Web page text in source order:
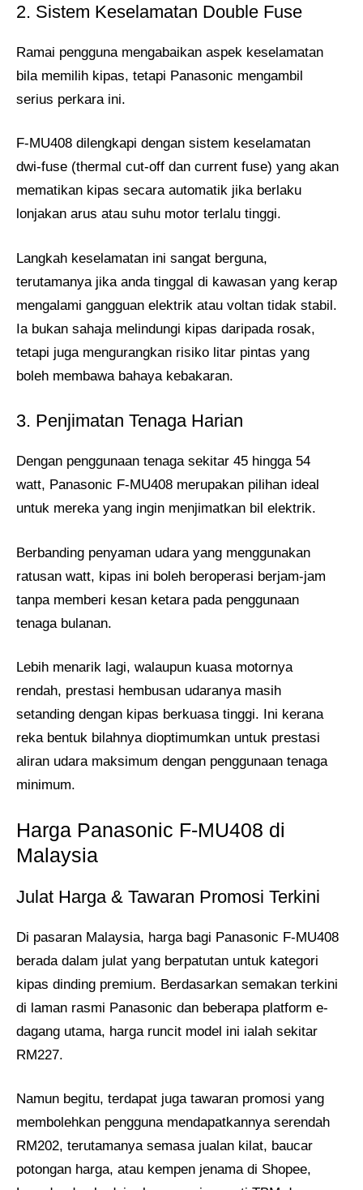
2. Sistem Keselamatan Double Fuse
Ramai pengguna mengabaikan aspek keselamatan
bila memilih kipas, tetapi Panasonic mengambil
serius perkara ini.
F-MU408 dilengkapi dengan sistem keselamatan
dwi-fuse (thermal cut-off dan current fuse) yang akan
mematikan kipas secara automatik jika berlaku
lonjakan arus atau suhu motor terlalu tinggi.
Langkah keselamatan ini sangat berguna,
terutamanya jika anda tinggal di kawasan yang kerap
mengalami gangguan elektrik atau voltan tidak stabil.
Ia bukan sahaja melindungi kipas daripada rosak,
tetapi juga mengurangkan risiko litar pintas yang
boleh membawa bahaya kebakaran.
3. Penjimatan Tenaga Harian
Dengan penggunaan tenaga sekitar 45 hingga 54
watt, Panasonic F-MU408 merupakan pilihan ideal
untuk mereka yang ingin menjimatkan bil elektrik.
Berbanding penyaman udara yang menggunakan
ratusan watt, kipas ini boleh beroperasi berjam-jam
tanpa memberi kesan ketara pada penggunaan
tenaga bulanan.
Lebih menarik lagi, walaupun kuasa motornya
rendah, prestasi hembusan udaranya masih
setanding dengan kipas berkuasa tinggi. Ini kerana
reka bentuk bilahnya dioptimumkan untuk prestasi
aliran udara maksimum dengan penggunaan tenaga
minimum.
Harga Panasonic F-MU408 di
Malaysia
Julat Harga & Tawaran Promosi Terkini
Di pasaran Malaysia, harga bagi Panasonic F-MU408
berada dalam julat yang berpatutan untuk kategori
kipas dinding premium. Berdasarkan semakan terkini
di laman rasmi Panasonic dan beberapa platform e-
dagang utama, harga runcit model ini ialah sekitar
RM227.
Namun begitu, terdapat juga tawaran promosi yang
membolehkan pengguna mendapatkannya serendah
RM202, terutamanya semasa jualan kilat, baucar
potongan harga, atau kempen jenama di Shopee,